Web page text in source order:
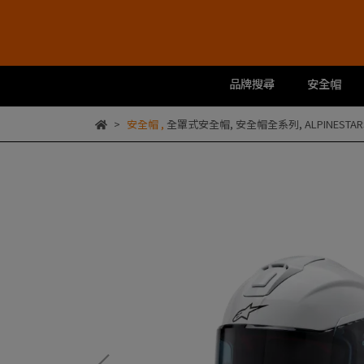
品牌搜尋 安全帽
安全帽, 全罩式安全帽, 安全帽全系列,